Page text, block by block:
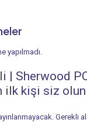
yapılmadı.
| Sherwood
ilk kişi siz olun
Gerekli